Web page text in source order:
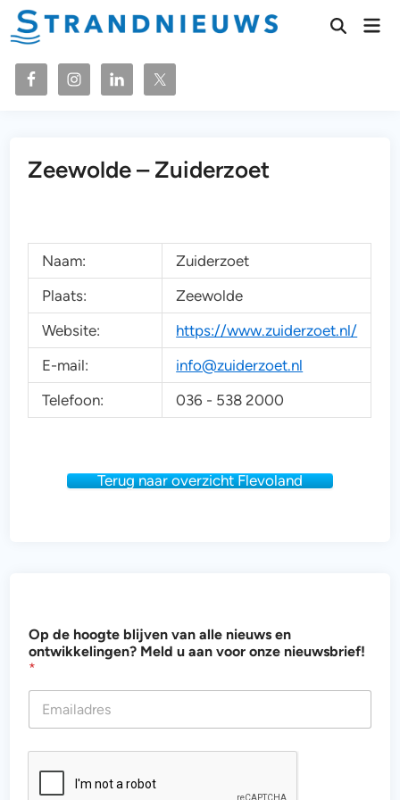
naar
inhoud
Zoeken
Zeewolde – Zuiderzoet
Naam:
Zuiderzoet
Plaats:
Zeewolde
Website:
https://www.zuiderzoet.nl/
E-mail:
info@zuiderzoet.nl
Telefoon:
036 - 538 2000
Terug naar overzicht Flevoland
o
o
g
t
o
Op de hoogte blijven van alle nieuws en
ontwikkelingen? Meld u aan voor onze nieuwsbrief!
*